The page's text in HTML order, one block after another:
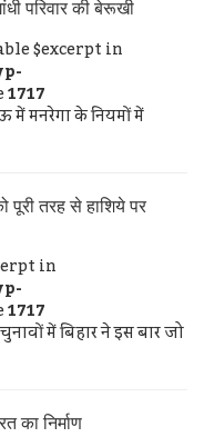
परिवार की बेरूखी
$excerpt in
1717
में मनरेगा के नियमों में
पूरी तरह से हाशिये पर
in
1717
में बिहार ने इस बार जो
का निर्माण